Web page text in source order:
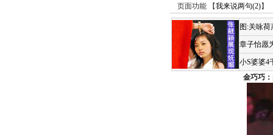
页面功能 【我来说两句(2)】
图:关咏
章子怡愿
小S婆婆4
金巧巧